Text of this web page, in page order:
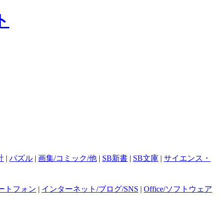
| パズル | 画集/コミック/他 | SB新書 | SB文庫 | サイエンス・
トフォン | インターネット/ブログ/SNS | Office/ソフトウェア